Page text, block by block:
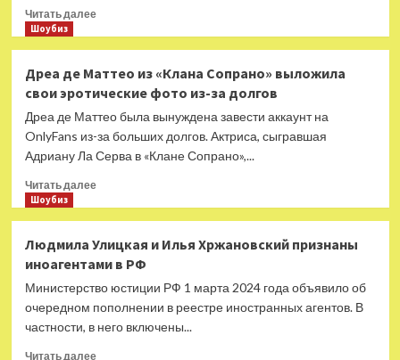
периода
Читать далееПрочитать
Боярская
призналась,
что
никогда
хотела
быть
Шоубиз
Дреа де Маттео из «Клана Сопрано» выложила
свои эротические фото из-за долгов
Дреа де Маттео была вынуждена завести аккаунт на
OnlyFans из-за больших долгов. Актриса, сыгравшая
Адриану Ла Серва в «Клане Сопрано»,...
Читать далееПрочитать
де
Маттео
из
выложила
свои
Шоубиз
Людмила Улицкая и Илья Хржановский признаны
иноагентами в РФ
Министерство юстиции РФ 1 марта 2024 года объявило об
очередном пополнении в реестре иностранных агентов. В
частности, в него включены...
Читать далееПрочитать